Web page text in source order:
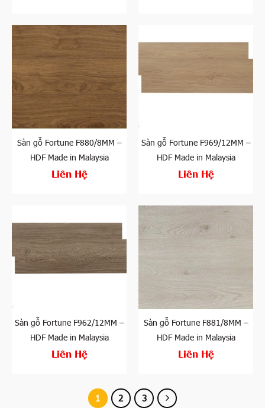
Sàn gỗ Fortune F880/8MM –
HDF Made in Malaysia
Liên Hệ
Sàn gỗ Fortune F969/12MM –
HDF Made in Malaysia
Liên Hệ
Sàn gỗ Fortune F962/12MM –
HDF Made in Malaysia
Liên Hệ
Sàn gỗ Fortune F881/8MM –
HDF Made in Malaysia
Liên Hệ
1 2 3